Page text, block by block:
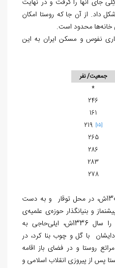
جای آنها را گرفت و در نهایت
داد. از آن جا که روستا امکان
خانه‌ها محدود است.
نفوس و مسکن ایران به این
جمعیت/ نفر
*
246
161
[15]
219
265
286
283
278
نخستین مسجد روستا سال 1300ش، در محل توقار و به دست
و بنیانگذار حوزه‌ی علمیه‌ی
بود. اما مسجد کنونی روستا را سال 1336ش، ایلی‌حاجی به
با گل و چوب بنا کرد، در
روستا و در فضای باز اقامه
پس از پیروزی انقلاب اسلامی و